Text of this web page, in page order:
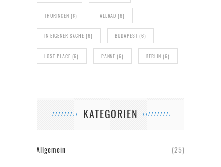
THÜRINGEN (6) ALLRAD (6)
IN EIGENER SACHE (6) BUDAPEST (6)
LOST PLACE (6) PANNE (6) BERLIN (6)
KATEGORIEN
Allgemein (25)